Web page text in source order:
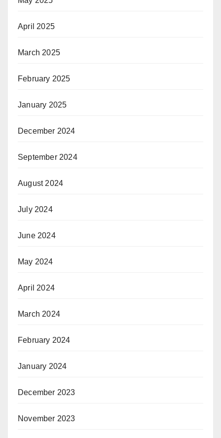
April 2025
March 2025
February 2025
January 2025
December 2024
September 2024
August 2024
July 2024
June 2024
May 2024
April 2024
March 2024
February 2024
January 2024
December 2023
November 2023